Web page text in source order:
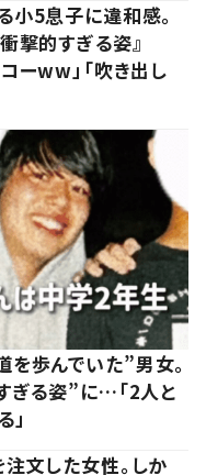
小5息子に違和感。
撃的すぎる姿』
ーww」「吹き出し
歩んでいた”男女。
る姿”に…「2人と
」
文した女性。しか